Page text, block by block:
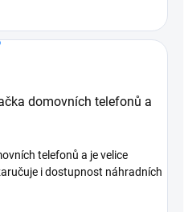
domovních telefonů a
telefonů a je velice
i dostupnost náhradních